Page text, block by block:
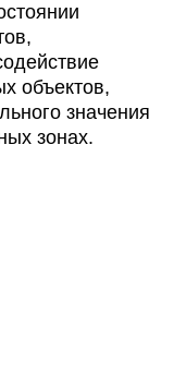
объектов,
значения
зонах.